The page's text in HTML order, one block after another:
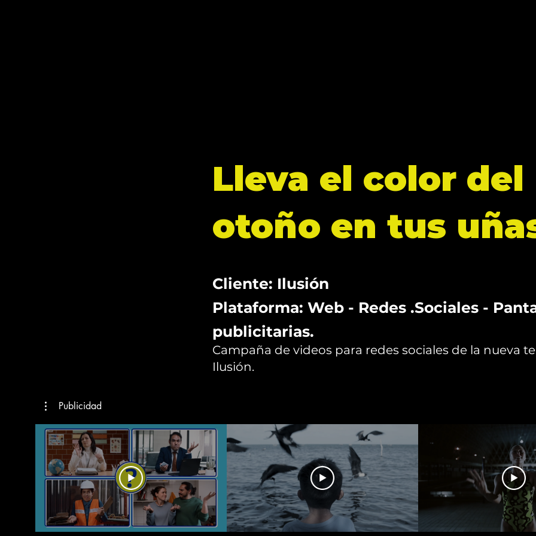
Lleva el color del
otoño en tus
Cliente: Ilusión
Plataforma: Web - Redes .Sociales -
publicitarias.
Campaña de videos para redes sociales de la nueva
Ilusión.
Publicidad